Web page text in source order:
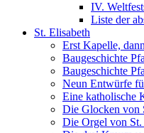
IV.
Liste der
St. Elisabeth
Erst Kapelle,
Baugeschichte
Baugeschichte
Neun Entwürfe
Eine katholische
Die Glocken von
Die Orgel von St.